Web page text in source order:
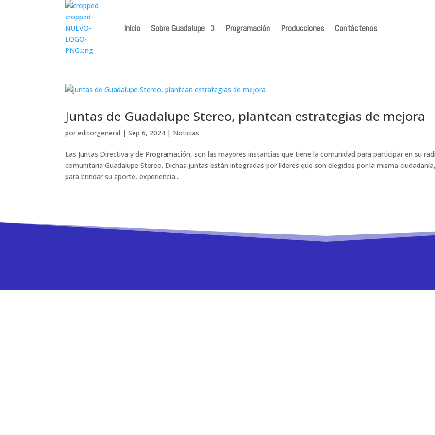
Inicio Sobre Guadalupe Programación Producciones Contáctenos
Juntas de Guadalupe Stereo, plantean estrategias de mejora
poreditorgeneral |Sep 6, 2024 | Noticias
Las Juntas Directiva y de Programación, son las mayores instancias que tiene la comunidad para participar en su
comunitaria Guadalupe Stereo. Dichas juntas están integradas por líderes que son elegidos por la misma
para brindar su aporte, experiencia...